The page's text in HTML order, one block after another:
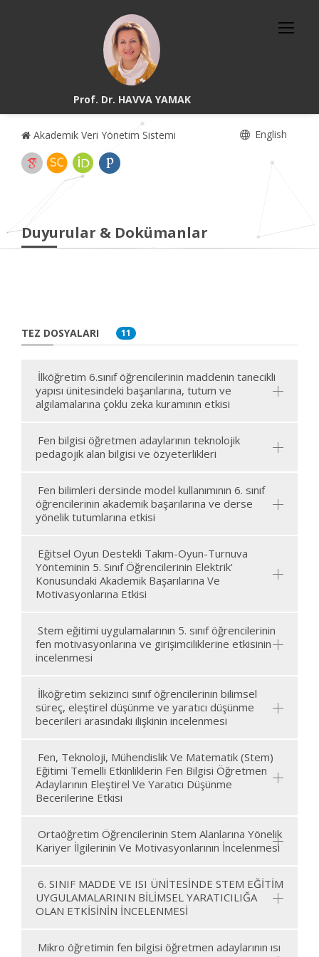
Prof. Dr. HAVVA YAMAK
Akademik Veri Yönetim Sistemi English
Duyurular & Dokümanlar
TEZ DOSYALARI 11
İlköğretim 6.sınıf öğrencilerinin maddenin tanecikli
yapısı ünitesindeki başarılarına, tutum ve
algılamalarına çoklu zeka kuramının etkisi
Fen bilgisi öğretmen adaylarının teknolojik
pedagojik alan bilgisi ve özyeterlikleri
Fen bilimleri dersinde model kullanımının 6. sınıf
öğrencilerinin akademik başarılarına ve derse
yönelik tutumlarına etkisi
Eğitsel Oyun Destekli Takım-Oyun-Turnuva
Yönteminin 5. Sınıf Öğrencilerinin Elektrik'
Konusundaki Akademik Başarılarına Ve
Motivasyonlarına Etkisi
Stem eğitimi uygulamalarının 5. sınıf öğrencilerinin
fen motivasyonlarına ve girişimciliklerine etkisinin
incelenmesi
İlköğretim sekizinci sınıf öğrencilerinin bilimsel
süreç, eleştirel düşünme ve yaratıcı düşünme
becerileri arasındaki ilişkinin incelenmesi
Fen, Teknoloji, Mühendislik Ve Matematik (Stem)
Eğitimi Temelli Etkinliklerin Fen Bilgisi Öğretmen
Adaylarının Eleştirel Ve Yaratıcı Düşünme
Becerilerine Etkisi
Ortaöğretim Öğrencilerinin Stem Alanlarına Yönelik
Kariyer İlgilerinin Ve Motivasyonlarının İncelenmesi
6. SINIF MADDE VE ISI ÜNİTESİNDE STEM EĞİTİM
UYGULAMALARININ BİLİMSEL YARATICILIĞA
OLAN ETKİSİNİN İNCELENMESİ
Mikro öğretimin fen bilgisi öğretmen adaylarının ısı